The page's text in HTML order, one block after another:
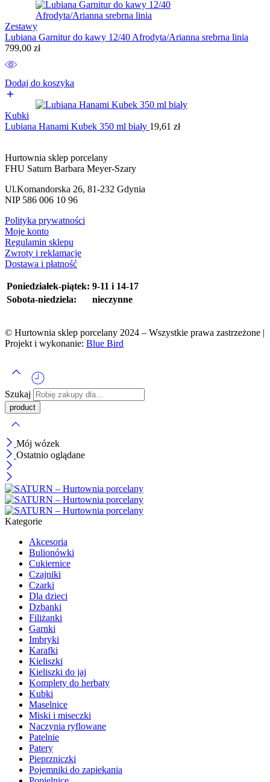
Zestawy
Lubiana Garnitur do kawy 12/40 Afrodyta/Arianna srebrna linia
799,00 zł
Dodaj do koszyka
Kubki
Lubiana Hanami Kubek 350 ml biały 19,61 zł
Hurtownia sklep porcelany
FHU Saturn Barbara Meyer-Szary
Ul.Komandorska 26, 81-232 Gdynia
NIP 586 006 10 96
Polityka prywatności
Moje konto
Regulamin sklepu
Zwroty i reklamacje
Dostawa i płatność
Poniedziałek-piątek: 9-11 i 14-17
Sobota-niedziela:
nieczynne
© Hurtownia sklep porcelany 2024 – Wszystkie prawa zastrzeżone |
Projekt i wykonanie: Blue Bird
Szukaj
Mój wózek
Ostatnio oglądane
Kategorie
Akcesoria
Bulionówki
Cukiernice
Czajniki
Czarki
Dla dzieci
Dzbanki
Filiżanki
Garnki
Imbryki
Karafki
Kieliszki
Kieliszki do jaj
Komplety do herbaty
Kubki
Maselnice
Miski i miseczki
Naczynia ryflowane
Patelnie
Patery
Pieprzniczki
Pojemniki do zapiekania